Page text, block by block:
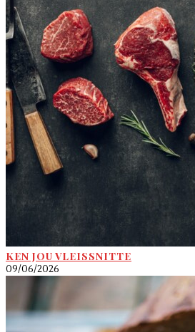
KEN JOU VLEISSNITTE
09/06/2026